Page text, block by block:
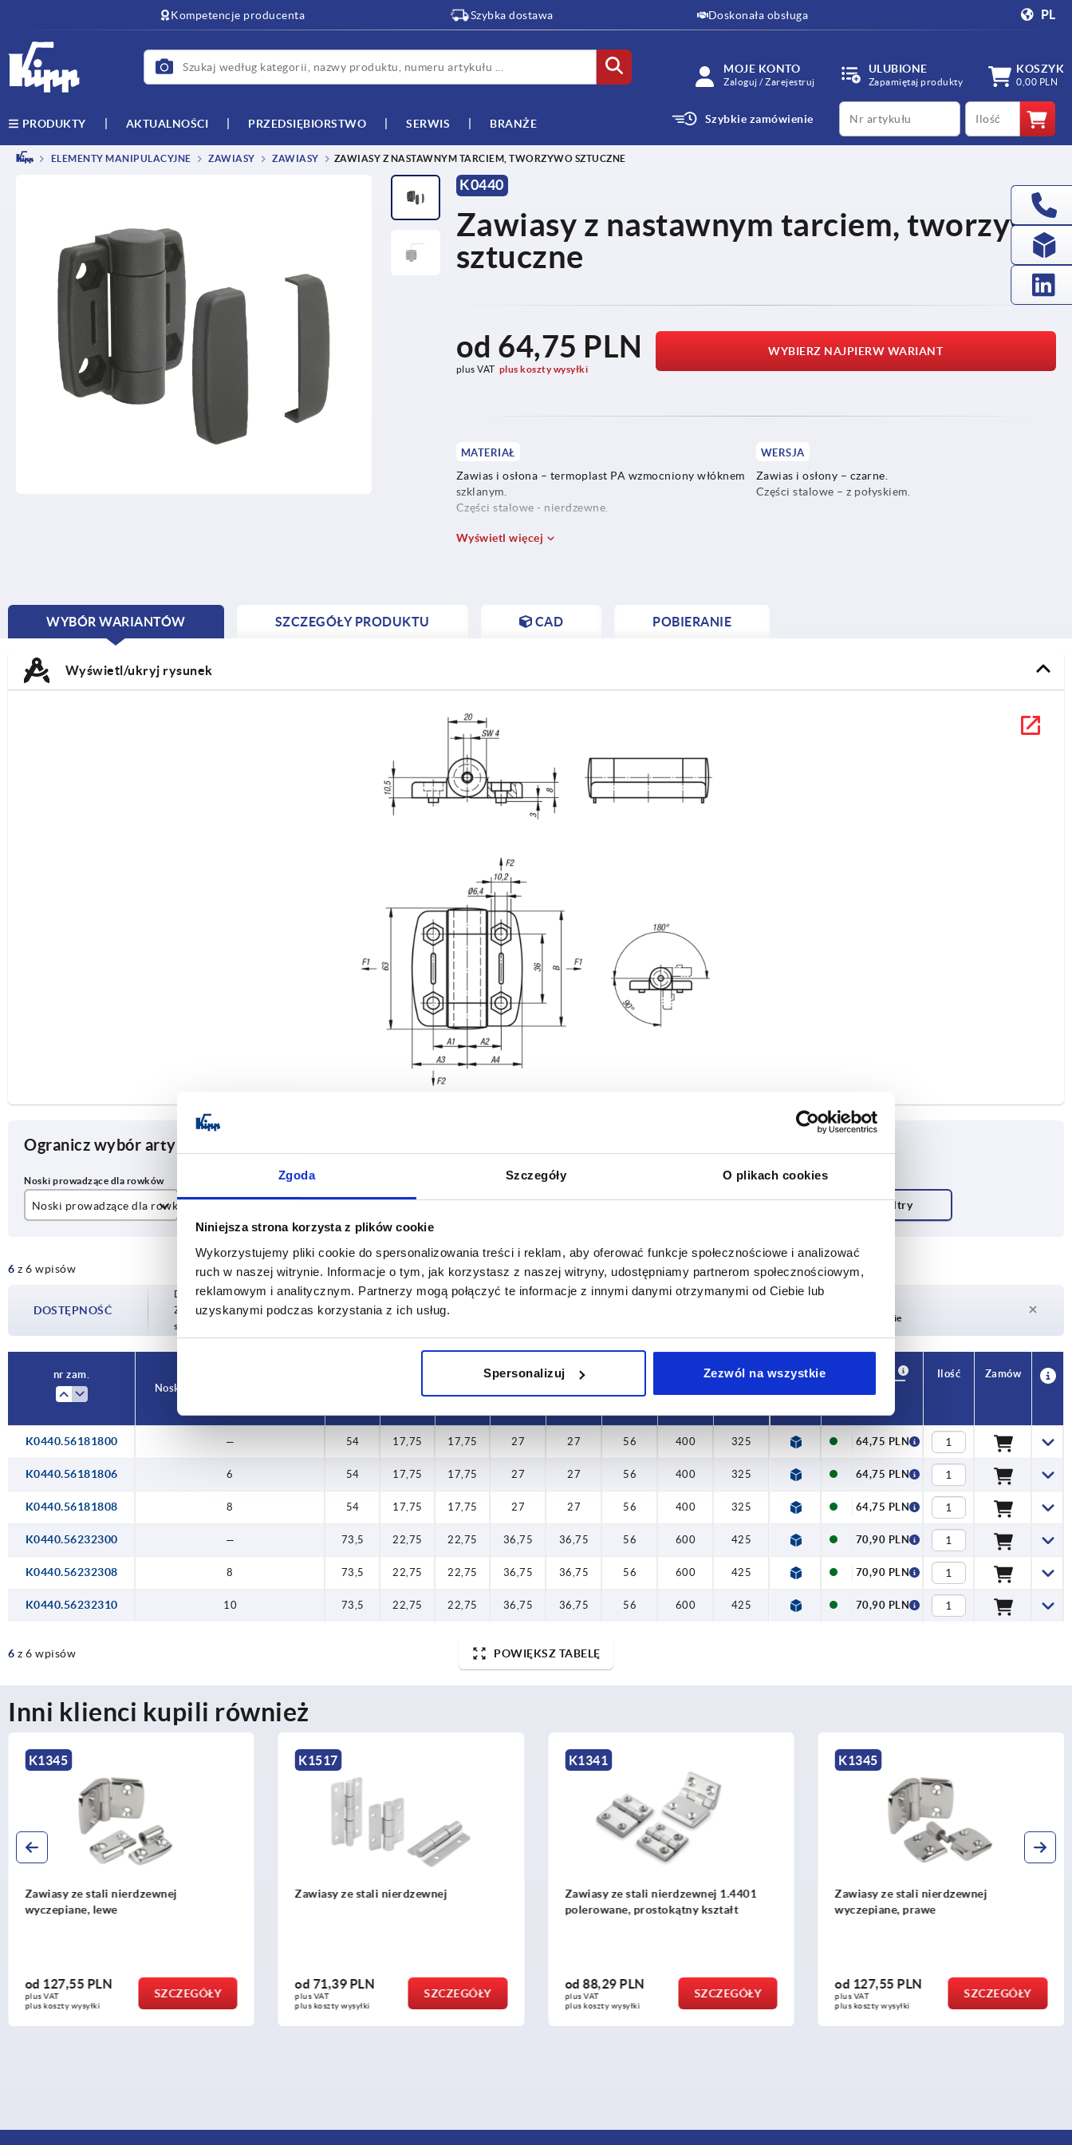
Zgoda Szczegóły O plikach cookies
Niniejsza strona korzysta z plików cookie
Wykorzystujemy pliki cookie do spersonalizowania treści i reklam, aby oferować funkcje społecznościowe i analizować
ruch w naszej witrynie. Informacje o tym, jak korzystasz z naszej witryny, udostępniamy partnerom społecznościowym,
reklamowym i analitycznym. Partnerzy mogą połączyć te informacje z innymi danymi otrzymanymi od Ciebie lub
uzyskanymi podczas korzystania z ich usług.
Spersonalizuj Zezwól na wszystkie
Kompetencje producenta Szybka dostawa Doskonała obsługa PL
MOJE KONTO
Zaloguj / Zarejestruj
ULUBIONE
Zapamiętaj produkty
KOSZYK
0,00 PLN
PRODUKTY AKTUALNOŚCI PRZEDSIĘBIORSTWO SERWIS BRANŻE Szybkie zamówienie
productCode qty
ELEMENTY MANIPULACYJNE ZAWIASY ZAWIASY ZAWIASY Z NASTAWNYM TARCIEM, TWORZYWO SZTUCZNE
K0440
Zawiasy z nastawnym tarciem, tworzywo
sztuczne
od 64,75 PLN
plus VAT plus koszty wysyłki
WYBIERZ NAJPIERW WARIANT
MATERIAŁ
Zawias i osłona – termoplast PA wzmocniony włóknem
szklanym.
Części stalowe - nierdzewne.
WERSJA
Zawias i osłony – czarne.
Części stalowe – z połyskiem.
Wyświetl więcej
WYBÓR WARIANTÓW
CURRENT
SZCZEGÓŁY PRODUKTU CAD POBIERANIE
Wyświetl/ukryj rysunek
Ogranicz wybór artykułu
Noski prowadzące dla rowków
8 73,5
17,75
22,75 22,75 36,75
6 z 6 wpisów POWIĘKSZ TABELĘ
DOSTĘPNOŚĆ
Dostępność jest aktualizowana kilka razy dziennie w regularnych odstępach czasu.
Zostaniesz poinformowany o potwierdzonej dacie wysyłki w ostatnim kroku przed
sfinalizowaniem zamówienia.
Obecnie brak w magazynie
nr zam.
Noski prowadzące dla rowków
CAD Ilość Zamów
K0440.56181800 — 54 17,75 17,75 27 27 56 400 325 64,75 PLN
K0440.56181806 6 54 17,75 17,75 27 27 56 400 325 64,75 PLN
K0440.56181808 8 54 17,75 17,75 27 27 56 400 325 64,75 PLN
K0440.56232300 — 73,5 22,75 22,75 36,75 36,75 56 600 425 70,90 PLN
K0440.56232308 8 73,5 22,75 22,75 36,75 36,75 56 600 425 70,90 PLN
K0440.56232310 10 73,5 22,75 22,75 36,75 36,75 56 600 425 70,90 PLN
6 z 6 wpisów POWIĘKSZ TABELĘ
Inni klienci kupili również
K1517
Zawiasy ze stali nierdzewnej
od71,39 PLN
plus VAT
plus koszty wysyłki
SZCZEGÓŁY
K1341
Zawiasy ze stali nierdzewnej 1.4401
od88,29 PLN
plus VAT
plus koszty wysyłki
SZCZEGÓŁY
K1345
Zawiasy ze stali nierdzewnej
wyczepiane, prawe
od127,55 PLN
plus VAT
plus koszty wysyłki
SZCZEGÓŁY
K1349
Zawiasy przykręcane ze stali
nierdzewnej
od113,29 PLN
plus VAT
plus koszty wysyłki
SZCZEGÓŁY